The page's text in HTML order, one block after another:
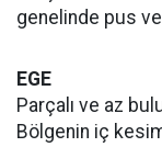
genelinde pus
EGE
Parçalı ve az
Bölgenin iç